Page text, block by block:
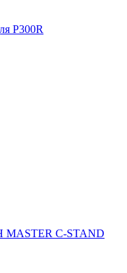
P300R
MASTER C-STAND